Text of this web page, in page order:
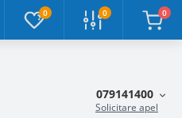
0 0 0
079141400
Solicitare apel